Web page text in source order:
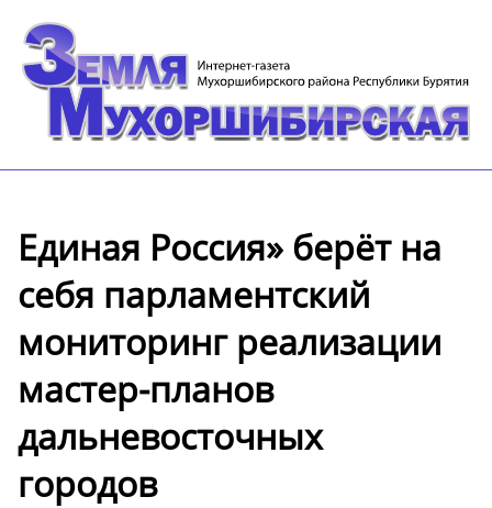
Единая Россия» берёт на
себя парламентский
мониторинг реализации
мастер-планов
дальневосточных
городов